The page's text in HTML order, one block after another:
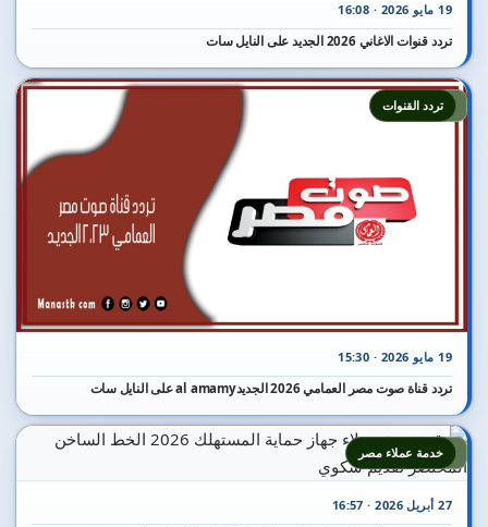
19 مايو 2026 · 16:08
تردد قنوات الاغاني 2026 الجديد على النايل سات
2
19 مايو 2026 · 15:30
تردد قناة صوت مصر العمامي 2026 الجديدal amamy على النايل سات
تردد القنوات
3
27 أبريل 2026 · 16:57
خدمة عملاء مصر